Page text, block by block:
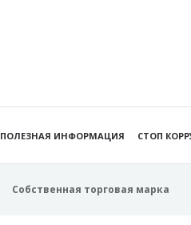
ПОЛЕЗНАЯ ИНФОРМАЦИЯ СТОП
Собственная торговая марка